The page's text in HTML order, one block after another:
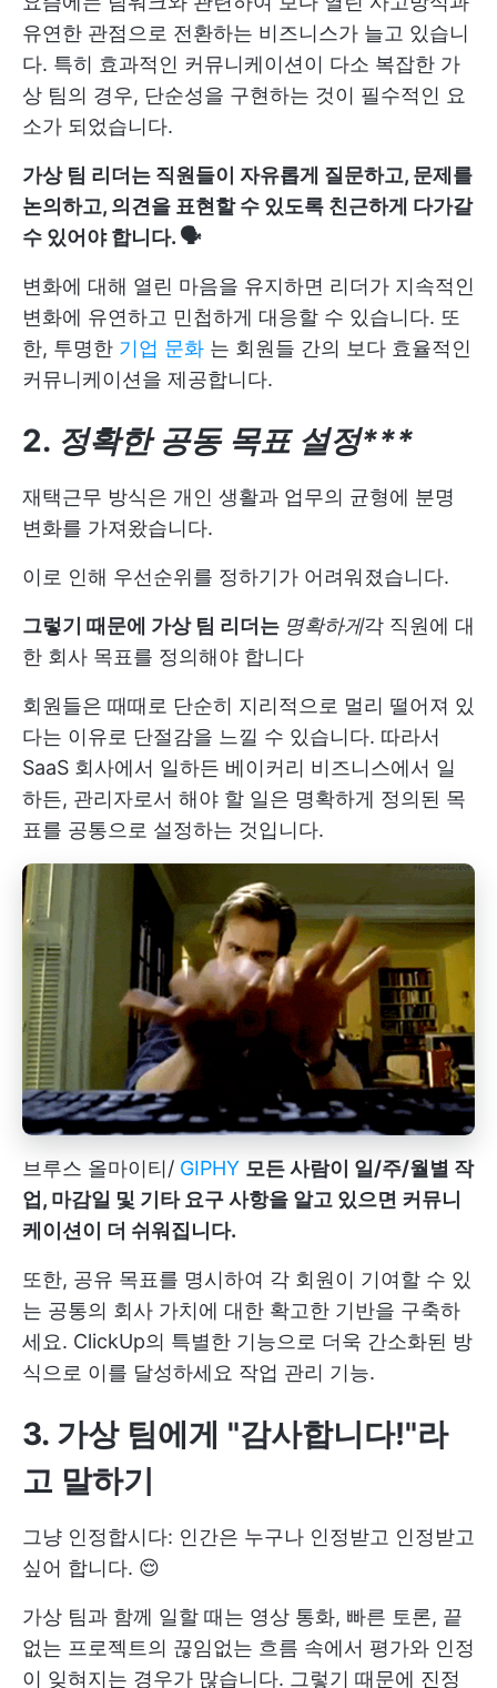
유연한 관점으로 전환하는 비즈니스가 늘고 있습니
다. 특히 효과적인 커뮤니케이션이 다소 복잡한 가
상 팀의 경우, 단순성을 구현하는 것이 필수적인 요
소가 되었습니다.
가상 팀 리더는 직원들이 자유롭게 질문하고, 문제를
논의하고, 의견을 표현할 수 있도록 친근하게 다가갈
수 있어야 합니다. 🗣️
변화에 대해 열린 마음을 유지하면 리더가 지속적인
변화에 유연하고 민첩하게 대응할 수 있습니다. 또
한, 투명한 기업 문화 는 회원들 간의 보다 효율적인
커뮤니케이션을 제공합니다.
2. 정확한 공동 목표 설정***
재택근무 방식은 개인 생활과 업무의 균형에 분명
변화를 가져왔습니다.
이로 인해 우선순위를 정하기가 어려워졌습니다.
그렇기 때문에 가상 팀 리더는 명확하게각 직원에 대
한 회사 목표를 정의해야 합니다
회원들은 때때로 단순히 지리적으로 멀리 떨어져 있
다는 이유로 단절감을 느낄 수 있습니다. 따라서
SaaS 회사에서 일하든 베이커리 비즈니스에서 일
하든, 관리자로서 해야 할 일은 명확하게 정의된 목
표를 공통으로 설정하는 것입니다.
브루스 올마이티/ GIPHY 모든 사람이 일/주/월별 작
업, 마감일 및 기타 요구 사항을 알고 있으면 커뮤니
케이션이 더 쉬워집니다.
또한, 공유 목표를 명시하여 각 회원이 기여할 수 있
는 공통의 회사 가치에 대한 확고한 기반을 구축하
세요. ClickUp의 특별한 기능으로 더욱 간소화된 방
식으로 이를 달성하세요 작업 관리 기능.
3. 가상 팀에게 "감사합니다!"라
고 말하기
그냥 인정합시다: 인간은 누구나 인정받고 인정받고
싶어 합니다. 😌
가상 팀과 함께 일할 때는 영상 통화, 빠른 토론, 끝
없는 프로젝트의 끊임없는 흐름 속에서 평가와 인정
이 잊혀지는 경우가 많습니다. 그렇기 때문에 진정